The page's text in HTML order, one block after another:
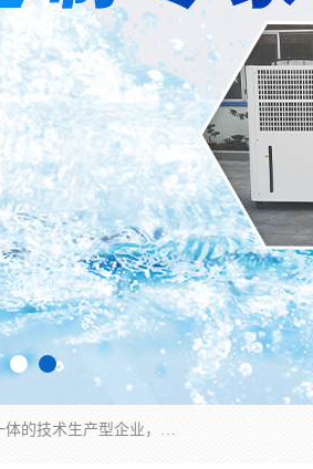
宿迁慈乌温控科技有限公司是一家集工业冷水机研发、制造、营销、服务于一体的技术生产型企业，经营范围包括：冷水机、螺杆式冷水机组、工业冷水机、水冷式冷水机、风冷式冷水机组、风冷螺杆式冷冻机组、冷冻机、注塑专用冷水机、混泥土专用冷水机、低温防爆冷水机组等。专业温控设备供应商 模温机/冷水机/导热油炉定制服务等